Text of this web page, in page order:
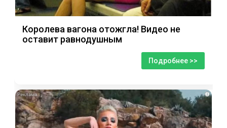
Королева вагона отожгла! Видео не
оставит равнодушным
Подробнее >>
i